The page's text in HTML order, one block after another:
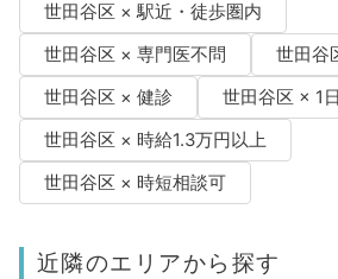
世田谷区 × 駅近・徒歩圏内
世田谷区 × 専門医不問
世田谷
世田谷区 × 健診
世田谷区 × 1
世田谷区 × 時給1.3万円以上
世田谷区 × 時短相談可
近隣のエリアから探す